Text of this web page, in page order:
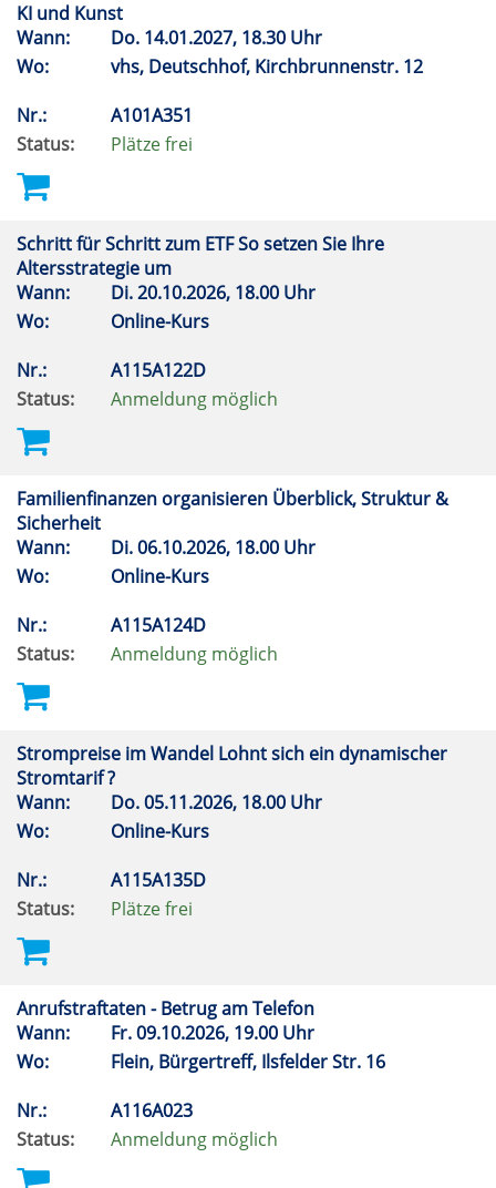
KI und Kunst
Wann:
Do. 14.01.2027, 18.30 Uhr
Wo:
vhs, Deutschhof, Kirchbrunnenstr. 12
Nr.:
A101A351
Status:
Plätze frei
Schritt für Schritt zum ETF So setzen Sie Ihre
Altersstrategie um
Wann:
Di.20.10.2026, 18.00 Uhr
Wo:
Online-Kurs
Nr.:
A115A122D
Status:
Anmeldung möglich
Familienfinanzen organisieren Überblick, Struktur &
Sicherheit
Wann:
Di.06.10.2026, 18.00 Uhr
Wo:
Online-Kurs
Nr.:
A115A124D
Status:
Anmeldung möglich
Strompreise im Wandel Lohnt sich ein dynamischer
Stromtarif ?
Wann:
Do.05.11.2026, 18.00 Uhr
Wo:
Online-Kurs
Nr.:
A115A135D
Status:
Plätze frei
Anrufstraftaten - Betrug am Telefon
Wann:
Fr.09.10.2026, 19.00 Uhr
Wo:
Flein, Bürgertreff, Ilsfelder Str. 16
Nr.:
A116A023
Status:
Anmeldung möglich